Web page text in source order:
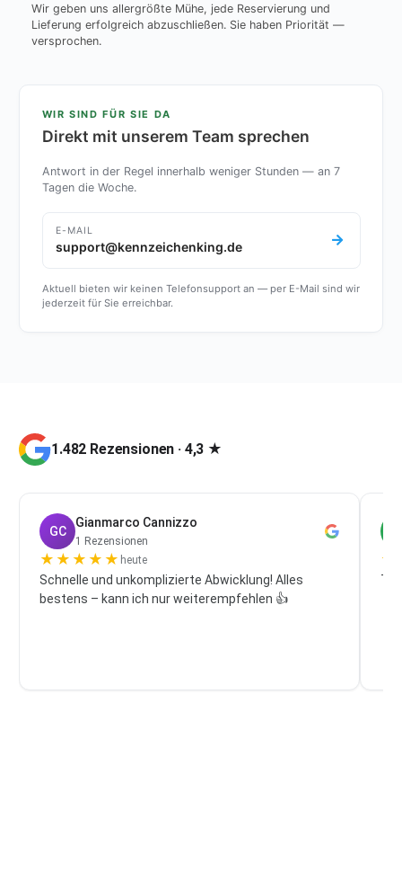
Wir geben uns allergrößte Mühe, jede Reservierung und
Lieferung erfolgreich abzuschließen. Sie haben Priorität —
versprochen.
WIR SIND FÜR SIE DA
Direkt mit unserem Team sprechen
Antwort in der Regel innerhalb weniger Stunden — an 7
Tagen die Woche.
E-MAIL
support@kennzeichenking.de
Aktuell bieten wir keinen Telefonsupport an — per E-Mail sind wir
jederzeit für Sie erreichbar.
1.482 Rezensionen · 4,3 ★
GC
Gianmarco Cannizzo
1 Rezensionen
★ ★ ★ ★ ★ heute
Schnelle und unkomplizierte Abwicklung! Alles
bestens – kann ich nur weiterempfehlen 👍
★